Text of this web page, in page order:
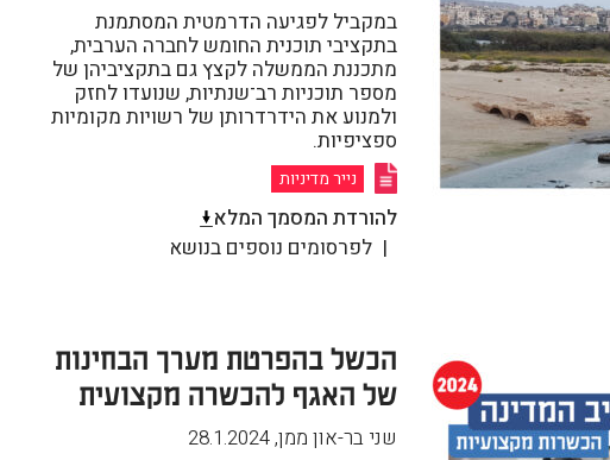
במקביל לפגיעה הדרמטית המסתמנת
בתקציבי תוכנית החומש לחברה הערבית,
מתכננת הממשלה לקצץ גם בתקציביהן של
מספר תוכניות רב־שנתיות, שנועדו לחזק
ולמנוע את הידרדרותן של רשויות מקומיות
ספציפיות.
נייר מדיניות
להורדת המסמך המלא
לפרסומים נוספים בנושא
הכשל בהפרטת מערך הבחינות
של האגף להכשרה מקצועית
שני בר-און ממן,
28.1.2024